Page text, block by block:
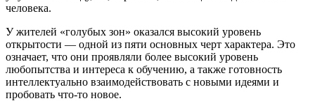
человека.
У жителей «голубых зон» оказался высокий уровень
открытости — одной из пяти основных черт характера. Это
означает, что они проявляли более высокий уровень
любопытства и интереса к обучению, а также готовность
интеллектуально взаимодействовать с новыми идеями и
пробовать что-то новое.